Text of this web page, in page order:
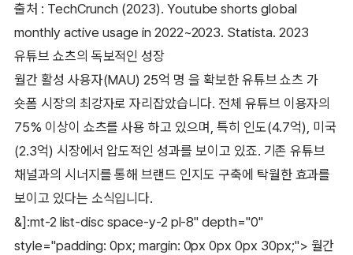
출처 : TechCrunch (2023). Youtube shorts global
monthly active usage in 2022~2023. Statista. 2023
유튜브 쇼츠의 독보적인 성장
월간 활성 사용자(MAU) 25억 명 을 확보한 유튜브 쇼츠 가
숏폼 시장의 최강자로 자리잡았습니다. 전체 유튜브 이용자의
75% 이상이 쇼츠를 사용 하고 있으며, 특히 인도(4.7억), 미국
(2.3억) 시장에서 압도적인 성과를 보이고 있죠. 기존 유튜브
채널과의 시너지를 통해 브랜드 인지도 구축에 탁월한 효과를
보이고 있다는 소식입니다.
&]:mt-2 list-disc space-y-2 pl-8" depth="0"
style="padding: 0px; margin: 0px 0px 0px 30px;"> 월간